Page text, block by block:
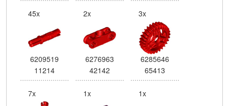
45x
6209519
11214
2x
6276963
42142
3x
6285646
65413
7x 1x 1x